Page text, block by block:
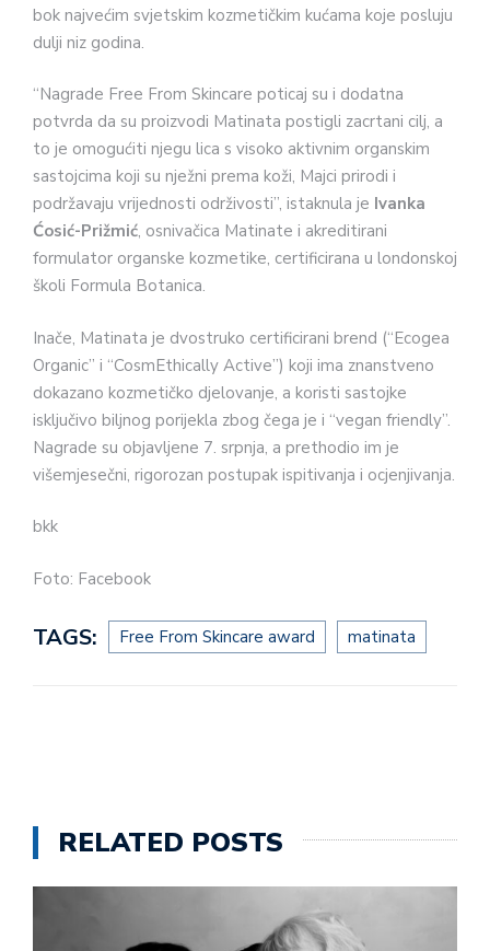
bok najvećim svjetskim kozmetičkim kućama koje posluju
dulji niz godina.
“Nagrade Free From Skincare poticaj su i dodatna
potvrda da su proizvodi Matinata postigli zacrtani cilj, a
to je omogućiti njegu lica s visoko aktivnim organskim
sastojcima koji su nježni prema koži, Majci prirodi i
podržavaju vrijednosti održivosti”, istaknula je Ivanka
Ćosić-Prižmić, osnivačica Matinate i akreditirani
formulator organske kozmetike, certificirana u londonskoj
školi Formula Botanica.
Inače, Matinata je dvostruko certificirani brend (“Ecogea
Organic” i “CosmEthically Active”) koji ima znanstveno
dokazano kozmetičko djelovanje, a koristi sastojke
isključivo biljnog porijekla zbog čega je i “vegan friendly”.
Nagrade su objavljene 7. srpnja, a prethodio im je
višemjesečni, rigorozan postupak ispitivanja i ocjenjivanja.
bkk
Foto: Facebook
TAGS: Free From Skincare award matinata
RELATED POSTS